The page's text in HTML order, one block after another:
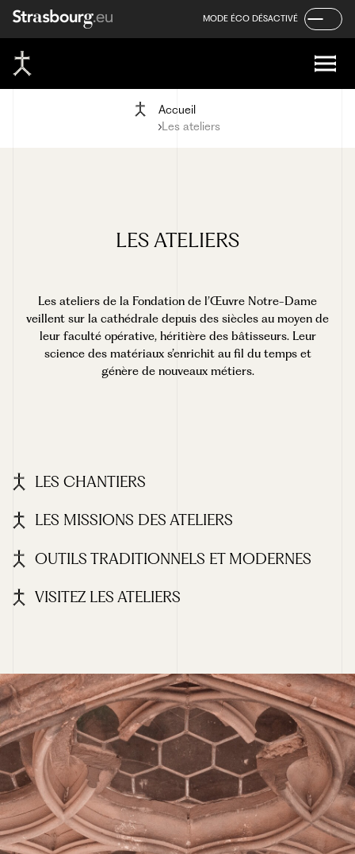
Aller
au
contenu
Aller
au
menu
Aller
au
pied
de
page
MODE ÉCO DÉSACTIVÉ
Accueil
Les ateliers
LES ATELIERS
Les ateliers de la Fondation de l’Œuvre Notre-Dame
veillent sur la cathédrale depuis des siècles au moyen de
leur faculté opérative, héritière des bâtisseurs. Leur
science des matériaux s’enrichit au fil du temps et
génère de nouveaux métiers.
LES CHANTIERS
LES MISSIONS DES ATELIERS
OUTILS TRADITIONNELS ET MODERNES
VISITEZ LES ATELIERS
Panneau de gestion des cookies